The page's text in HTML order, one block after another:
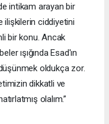
intikam arayan bir
ilişkilerin ciddiyetini
bir konu. Ancak
ışığında Esad'ın
oldukça zor.
dikkatli ve
olalım.”